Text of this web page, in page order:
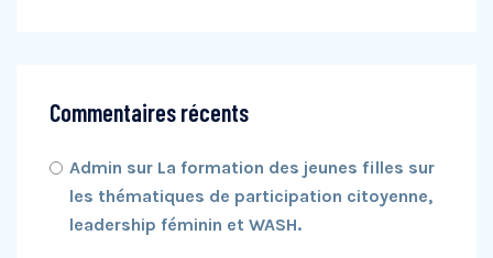
Commentaires récents
Admin sur La formation des jeunes filles sur
les thématiques de participation citoyenne,
leadership féminin et WASH.